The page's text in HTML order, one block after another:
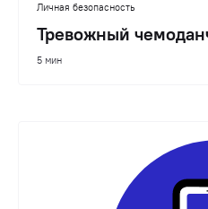
Личная безопасность
Тревожный
5 мин